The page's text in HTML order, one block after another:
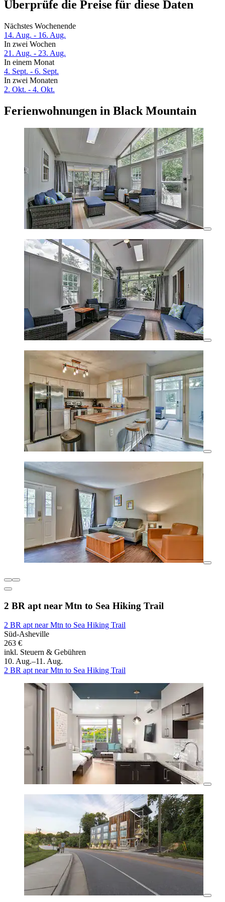
Überprüfe die Preise für diese Daten
Nächstes Wochenende
14. Aug. - 16. Aug.
In zwei Wochen
21. Aug. - 23. Aug.
In einem Monat
4. Sept. - 6. Sept.
In zwei Monaten
2. Okt. - 4. Okt.
Ferienwohnungen in Black Mountain
2 BR apt near Mtn to Sea Hiking Trail
2 BR apt near Mtn to Sea Hiking Trail
Süd-Asheville
263 €
inkl. Steuern & Gebühren
10. Aug.–11. Aug.
2 BR apt near Mtn to Sea Hiking Trail